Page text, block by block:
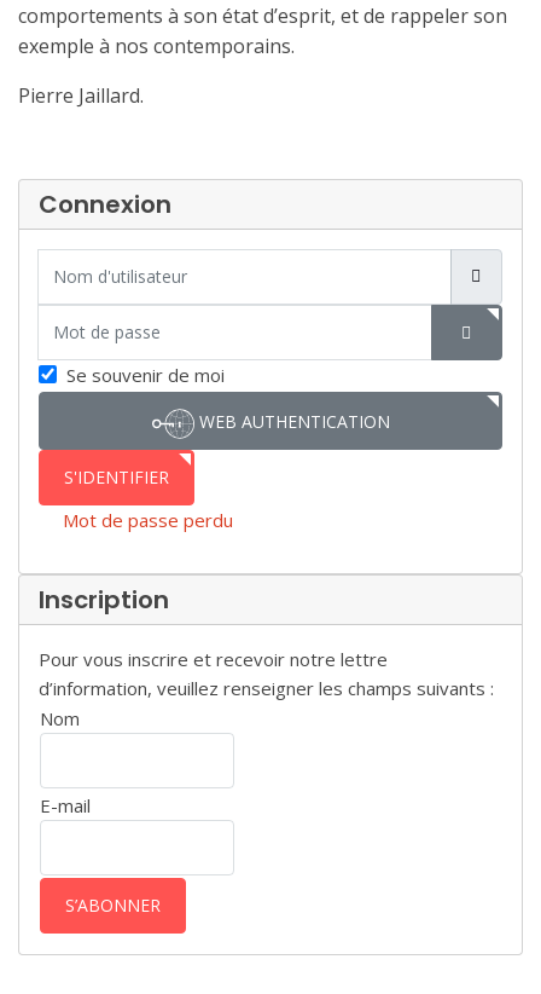
comportements à son état d’esprit, et de rappeler son
exemple à nos contemporains.
Pierre Jaillard.
Connexion
SHOW
Se souvenir de moi
WEB AUTHENTICATION
S'IDENTIFIER
Mot de passe perdu
Inscription
Pour vous inscrire et recevoir notre lettre
d’information, veuillez renseigner les champs suivants :
Nom
E-mail